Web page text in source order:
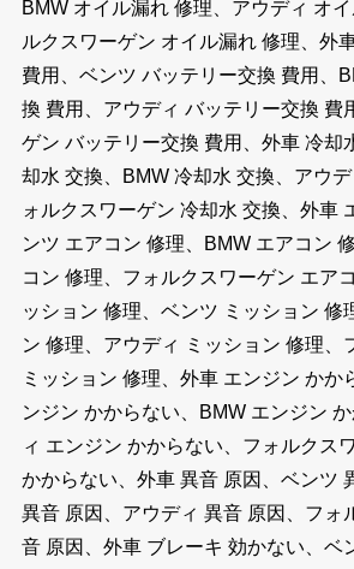
BMW オイル漏れ 修理、アウディ オ
ルクスワーゲン オイル漏れ 修理、外
費用、ベンツ バッテリー交換 費用、
換 費用、アウディ バッテリー交換 費
ゲン バッテリー交換 費用、外車 冷却
却水 交換、BMW 冷却水 交換、アウ
ォルクスワーゲン 冷却水 交換、外車
ンツ エアコン 修理、BMW エアコン
コン 修理、フォルクスワーゲン エア
ッション 修理、ベンツ ミッション 修
ン 修理、アウディ ミッション 修理、
ミッション 修理、外車 エンジン かか
ンジン かからない、BMW エンジン
ィ エンジン かからない、フォルクス
かからない、外車 異音 原因、ベンツ
異音 原因、アウディ 異音 原因、フォ
音 原因、外車 ブレーキ 効かない、ベ